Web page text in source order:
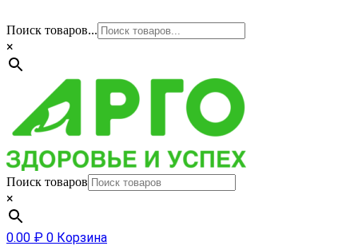
Поиск товаров...
×
Поиск товаров
×
0.00 ₽ 0 Корзина